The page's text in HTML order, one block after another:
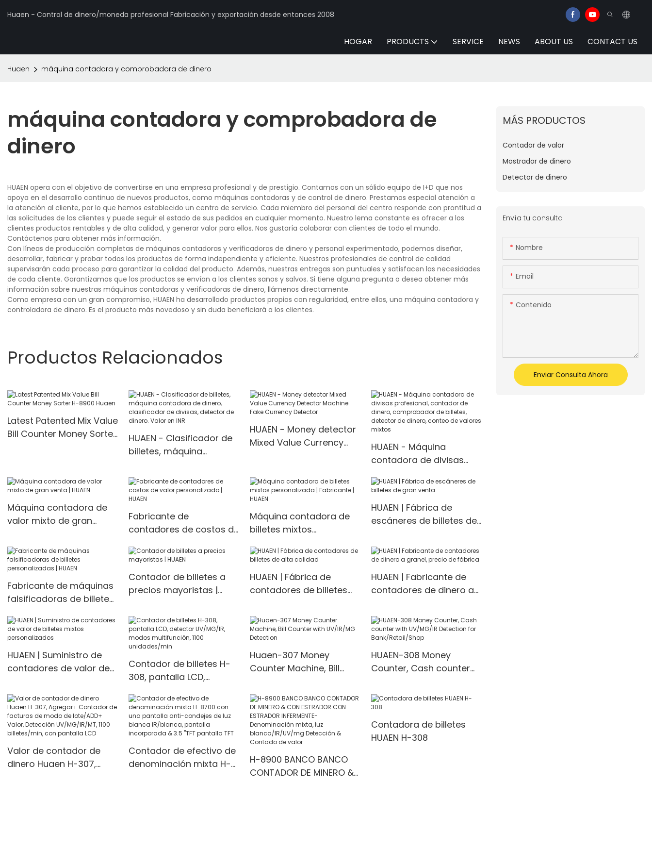
Huaen - Control de dinero/moneda profesional Fabricación y exportación desde entonces 2008
HOGAR PRODUCTS SERVICE NEWS ABOUT US CONTACT US
Huaen máquina contadora y comprobadora de dinero
máquina contadora y comprobadora de
dinero
HUAEN opera con el objetivo de convertirse en una empresa profesional y de prestigio. Contamos con un sólido equipo de I+D que nos
apoya en el desarrollo continuo de nuevos productos, como máquinas contadoras y de control de dinero. Prestamos especial atención a
la atención al cliente, por lo que hemos establecido un centro de servicio. Cada miembro del personal del centro responde con prontitud a
las solicitudes de los clientes y puede seguir el estado de sus pedidos en cualquier momento. Nuestro lema constante es ofrecer a los
clientes productos rentables y de alta calidad, y generar valor para ellos. Nos gustaría colaborar con clientes de todo el mundo.
Contáctenos para obtener más información.
Con líneas de producción completas de máquinas contadoras y verificadoras de dinero y personal experimentado, podemos diseñar,
desarrollar, fabricar y probar todos los productos de forma independiente y eficiente. Nuestros profesionales de control de calidad
supervisarán cada proceso para garantizar la calidad del producto. Además, nuestras entregas son puntuales y satisfacen las necesidades
de cada cliente. Garantizamos que los productos se envían a los clientes sanos y salvos. Si tiene alguna pregunta o desea obtener más
información sobre nuestras máquinas contadoras y verificadoras de dinero, llámenos directamente.
Como empresa con un gran compromiso, HUAEN ha desarrollado productos propios con regularidad, entre ellos, una máquina contadora y
controladora de dinero. Es el producto más novedoso y sin duda beneficiará a los clientes.
Productos Relacionados
Latest Patented Mix Value
Bill Counter Money Sorter
HUAEN - Clasificador de
billetes, máquina
clasificador de divisas,
detector de dinero. Valor
en INR
HUAEN - Money detector
Mixed Value Currency
HUAEN - Máquina
contadora de divisas
dinero, comprobador de
dinero, conteo de
valores mixtos
Máquina contadora de
valor mixto de gran
Fabricante de
contadores de costos de
HUAEN
Máquina contadora de
billetes mixtos
Fabricante | HUAEN
HUAEN | Fábrica de
escáneres de billetes de
Fabricante de máquinas
falsificadoras de billetes
Contador de billetes a
precios mayoristas |
HUAEN | Fábrica de
contadores de billetes
HUAEN | Fabricante de
contadores de dinero a
HUAEN | Suministro de
contadores de valor de
personalizados
Contador de billetes H-
308, pantalla LCD,
modos multifunción, 1100
unidades/min
Huaen-307 Money
Counter Machine, Bill
Detection
HUAEN-308 Money
Counter, Cash counter
for Bank/Retail/Shop
Valor de contador de
dinero Huaen H-307,
Contador de efectivo de
denominación mixta H-
H-8900 BANCO BANCO
CONTADOR DE MINERO &
Contadora de billetes
HUAEN H-308
MÁS PRODUCTOS
Contador de valor
Mostrador de dinero
Detector de dinero
Envía tu consulta
Nombre
Email
Contenido
Enviar Consulta Ahora